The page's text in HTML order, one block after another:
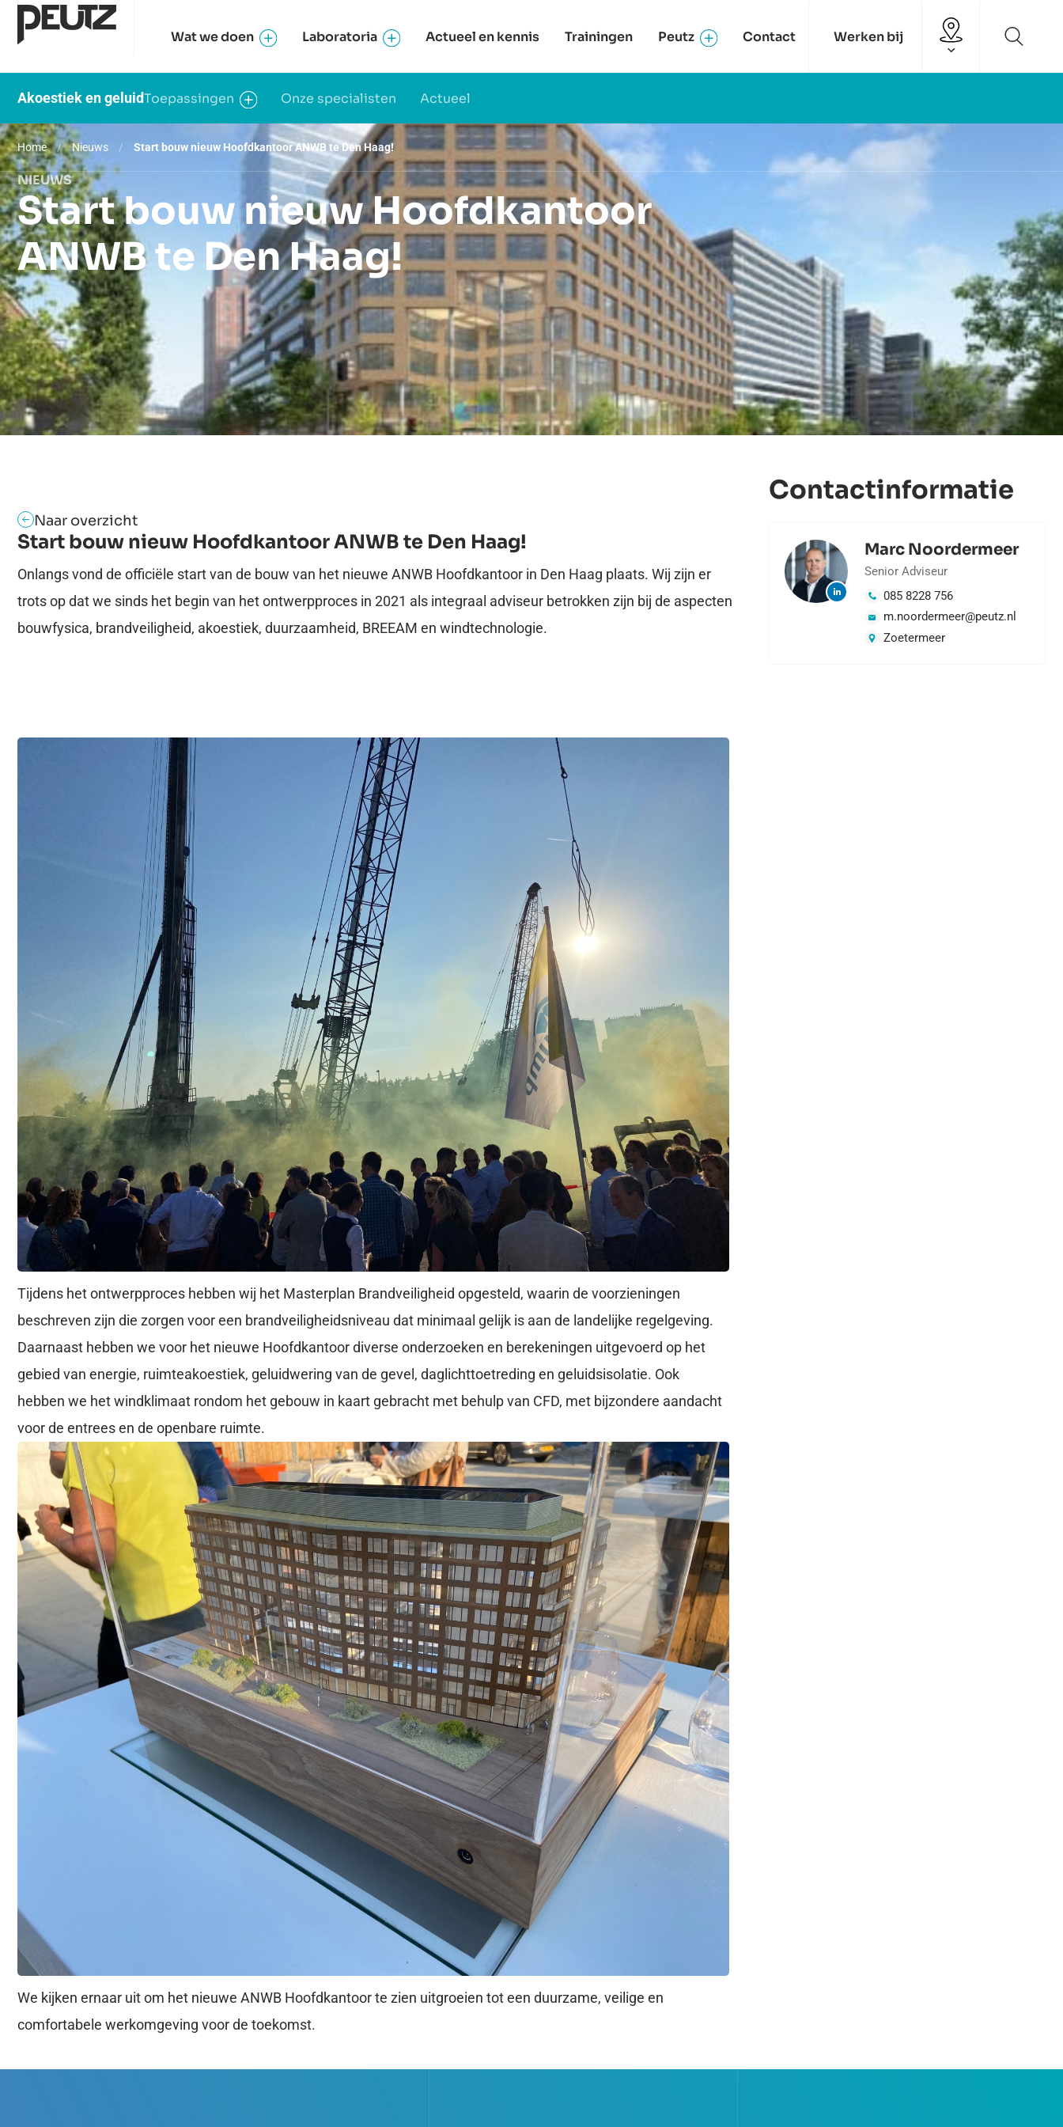
Wat we doen Laboratoria Actueel en kennis Trainingen Peutz Contact Werken bij
Akoestiek en geluidToepassingen Onze specialisten Actueel
Home / Nieuws / Start bouw nieuw Hoofdkantoor ANWB te Den Haag!
NIEUWS
Start bouw nieuw Hoofdkantoor
ANWB te Den Haag!
Contactinformatie
Marc Noordermeer
Senior Adviseur
085 8228 756
m.noordermeer@peutz.nl
Zoetermeer
Naar overzicht
Start bouw nieuw Hoofdkantoor ANWB te Den Haag!
Onlangs vond de officiële start van de bouw van het nieuwe ANWB Hoofdkantoor in Den Haag plaats. Wij zijn er
trots op dat we sinds het begin van het ontwerpproces in 2021 als integraal adviseur betrokken zijn bij de aspecten
bouwfysica, brandveiligheid, akoestiek, duurzaamheid, BREEAM en windtechnologie.
Tijdens het ontwerpproces hebben wij het Masterplan Brandveiligheid opgesteld, waarin de voorzieningen
beschreven zijn die zorgen voor een brandveiligheidsniveau dat minimaal gelijk is aan de landelijke regelgeving.
Daarnaast hebben we voor het nieuwe Hoofdkantoor diverse onderzoeken en berekeningen uitgevoerd op het
gebied van energie, ruimteakoestiek, geluidwering van de gevel, daglichttoetreding en geluidsisolatie. Ook
hebben we het windklimaat rondom het gebouw in kaart gebracht met behulp van CFD, met bijzondere aandacht
voor de entrees en de openbare ruimte.
We kijken ernaar uit om het nieuwe ANWB Hoofdkantoor te zien uitgroeien tot een duurzame, veilige en
comfortabele werkomgeving voor de toekomst.